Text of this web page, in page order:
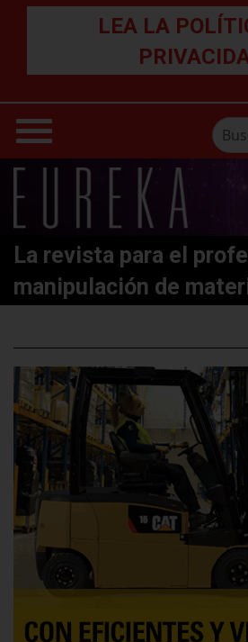
LEA LA
La revista para el
manipulación de